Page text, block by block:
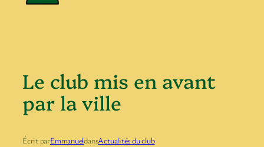
Le club mis en avant
par la ville
Écrit parEmmanueldansActualités du club